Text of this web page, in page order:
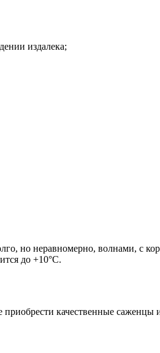
издалека;
но неравномерно, волнами, с
до +10°C.
качественные саженцы